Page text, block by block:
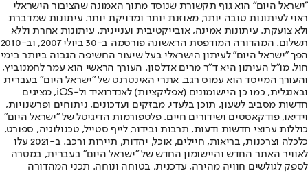
"ישראל היום" הוא גוף תקשורת שנוסד מתוך האמונה שהציבור הישראלי
ראוי לעיתונות טובה יותר, מאוזנת יותר ומדויקת יותר. עיתונות שמדברת
ולא צועקת. עיתונות אמינה, אובייקטיבית ועניינית. עיתונות אחרת וללא
תשלום. המהדורה המודפסת הראשונה פורסמה ב-30 ביולי 2007, וב-2010
הפך "ישראל היום" לעיתון הישראלי בעל שיעור החשיפה הגבוה ביותר בימי
חול. מו"ל העיתון היא ד"ר מרים אדלסון. העורך הראשי הוא עמר לחמנוביץ,
והעורך המייסד הוא עמוס רגב. אתרי האינטרנט של "ישראל היום" בעברית
ובאנגלית, כמו כן היישומונים (אפליקציות) לאנדרואיד ול-iOS, מציגים
חדשות מסביב לשעון, תוכן בלעדי, מבזקים ועדכונים, ניתוחים ופרשנויות,
וידיאו, פודקאסטים ושידורים חיים. פלטפורמות הדיגיטל של "ישראל היום"
כוללות ערוצי חדשות ודעות, תרבות ובידור, לייף סטייל, טכנולוגיה, ספורט,
כלכלה וצרכנות, בריאות, חיילים, אוכל, יהדות, תיירות ורכב. ב-2021 עלו
לאוויר האתר החדש והיישומון החדש של "ישראל היום" בעברית, במטרה
לספק לגולשים חוויה מהירה, עדכנית, בטוחה ונוחה. תכני המהדורה